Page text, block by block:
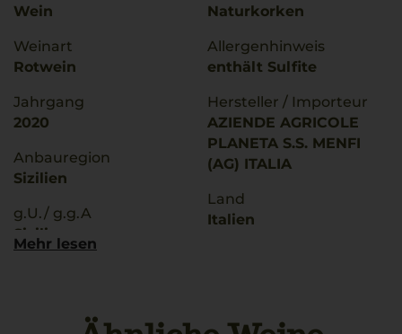
Wein
Weinart
Rotwein
Jahrgang
2020
Anbauregion
Sizilien
g.U./ g.g.A
Sicilia
Naturkorken
Allergenhinweis
enthält Sulfite
Hersteller / Importeur
AZIENDE AGRICOLE
PLANETA S.S. MENFI
(AG) ITALIA
Land
Italien
Mehr lesen